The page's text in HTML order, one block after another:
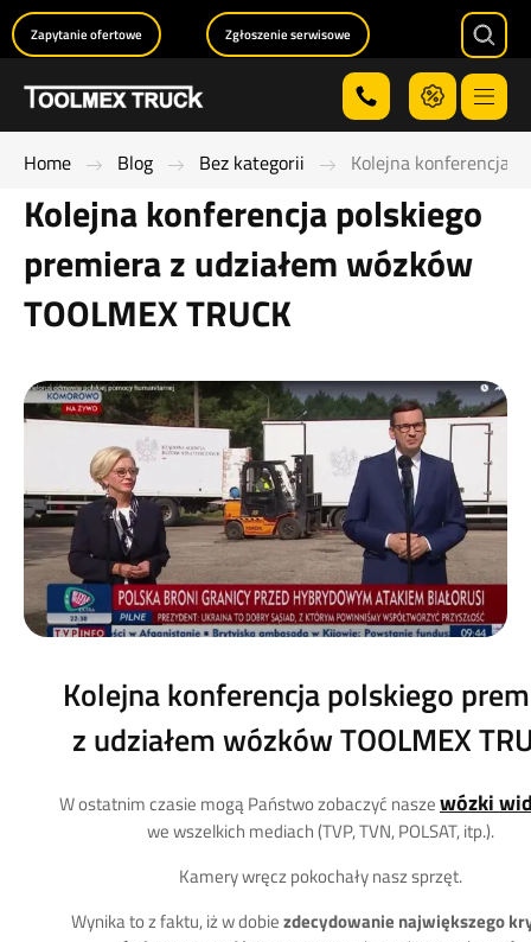
Menu
Zapytanie ofertowe Zgłoszenie serwisowe
Home Blog Bez kategorii Kolejna konferencja
Kolejna konferencja polskiego
premiera z udziałem wózków
TOOLMEX TRUCK
Kolejna konferencja polskiego
z udziałem wózków TOOLMEX
W ostatnim czasie mogą Państwo zobaczyć naszewózki
we wszelkich mediach (TVP, TVN, POLSAT, itp.).
Kamery wręcz pokochały nasz sprzęt.
Wynika to z faktu, iż w dobiezdecydowanie największego